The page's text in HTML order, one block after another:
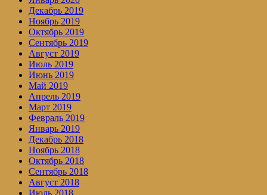
Декабрь 2019
Ноябрь 2019
Октябрь 2019
Сентябрь 2019
Август 2019
Июль 2019
Июнь 2019
Май 2019
Апрель 2019
Март 2019
Февраль 2019
Январь 2019
Декабрь 2018
Ноябрь 2018
Октябрь 2018
Сентябрь 2018
Август 2018
Июль 2018